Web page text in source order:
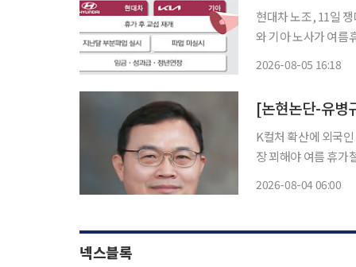
현대차 노조, 11일 쟁대
와 기아 노사가 여름
2026-08-05 16:18
[논현논단-유병
K컬처 확산에 외국
장 꾀해야 여름 휴가철이 절정에 이르고 있다. 해외 관광이 급증하는 시기다. 다행스럽게도 요
2026-08-04 06:00
넥스블록